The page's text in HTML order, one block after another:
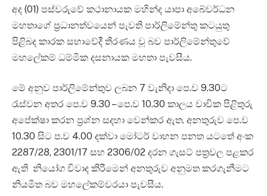
අද (01) පස්වරුවේ කථානායක මහින්ද යාපා අබේවර්ධන
මහතාගේ ප්‍රධානත්වයෙන් පැවති පාර්ලිමේන්තු කටයුතු
පිළිබද කාරක සභාවේදී තීරණය වූ බව පාර්ලිමේන්තුවේ
මහලේකම් ධම්මික දසනායක මහතා පැවසීය.
මේ අනුව පාර්ලිමේන්තුව ලබන 7 වැනිදා ‍පෙ.ව 9.30ට
රැස්වන අතර පෙ.ව 9.30 – පෙ.ව 10.30 කාලය වාචික පිළිතුරු
අපේක්ෂා කරන ප්‍රශ්න සදහා වෙන්කර ඇත. අනතුරුව පෙ.ව
10.30 සිට ප.ව 4.00 දක්වා මෝටර් වාහන පනත යටතේ අංක
2287/28, 2301/17 සහ 2306/02 දරන ගැසට් පත්‍රවල පළකර
ඇති නියෝග විවාද කිරීමෙන් අනතුරුව අනුමත කරගැනීමට
නියමිත බව මහලේකම්වරයා පැවසීය.